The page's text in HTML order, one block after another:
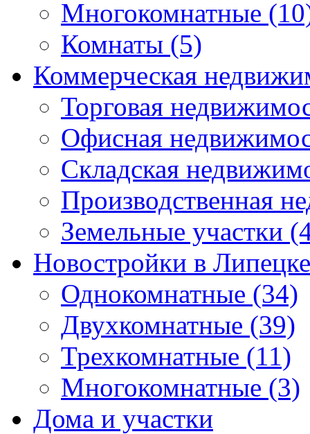
Многокомнатные
Комнаты (5)
Коммерческая
Торговая
Офисная
Складская
Производственная
Земельные участки
Новостройки в Липецке
Однокомнатные (34)
Двухкомнатные (39)
Трехкомнатные (11)
Многокомнатные (3)
Дома и участки